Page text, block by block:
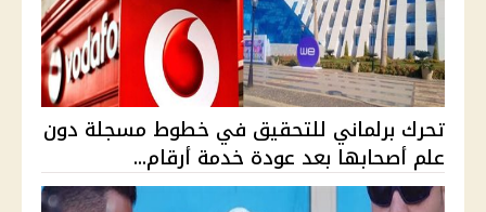
تحرك برلماني للتحقيق في خطوط مسجلة دون
علم أصحابها بعد عودة خدمة أرقام...